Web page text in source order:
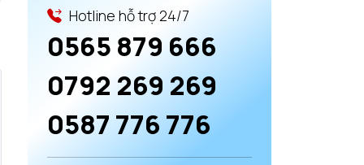
Hotline hỗ trợ 24/7
0565 879 666
0792 269 269
0587 776 776